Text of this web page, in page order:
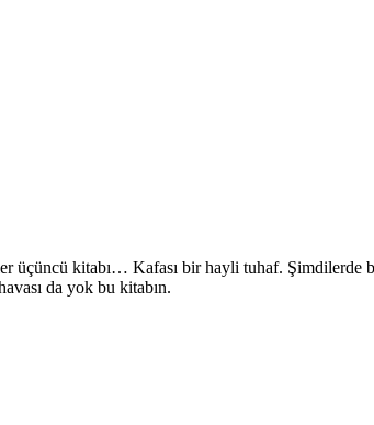
kitabı… Kafası bir hayli tuhaf. Şimdilerde
da yok bu kitabın.